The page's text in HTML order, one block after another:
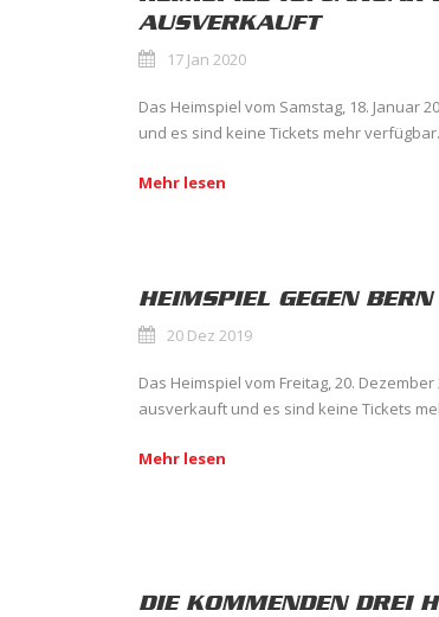
AUSVERKAUFT
17 Jan 2020
Das Heimspiel vom Samstag, 18. Januar
und es sind keine Tickets mehr verfügbar.
Mehr lesen
HEIMSPIEL GEGEN
20 Dez 2019
Das Heimspiel vom Freitag, 20.
ausverkauft und es sind keine Tickets
Mehr lesen
DIE KOMMENDEN DREI